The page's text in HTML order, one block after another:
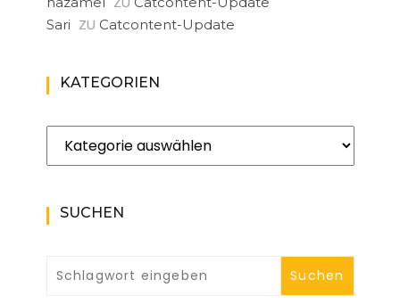
Sari ZU Catcontent-Update
KATEGORIEN
Kategorien
SUCHEN